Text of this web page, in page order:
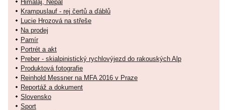
Himálaj, Nepál
Krampuslauf - rej čertů a ďáblů
Lucie Hrozová na střeše
Na prodej
Pamír
Portrét a akt
Preber - skialpinistický rychlovýjezd do rakouských Alp
Produktová fotografie
Reinhold Messner na MFA 2016 v Praze
Reportáž a dokument
Slovensko
Sport